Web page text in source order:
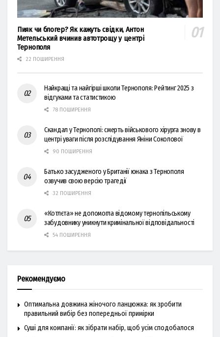
Пияк чи блогер? Як кажуть свідки, Антон
Метельський вчинив автотрощу у центрі
Тернополя
22 ПОШИРЕННЯ
Найкращі та найгірші школи Тернополя: Рейтинг 2025 з
відгуками та статистикою
78 ПОШИРЕННЯ
Скандал у Тернополі: смерть військового хірурга знову в
центрі уваги після розслідування Яніни Соколової
90 ПОШИРЕННЯ
Батько засудженого у Британії юнака з Тернополя
озвучив свою версію трагедії
32 ПОШИРЕННЯ
«Котлєта» не допомогла відомому тернопільському
забудовнику уникнути кримінальної відповідальності
54 ПОШИРЕННЯ
Рекомендуємо
Оптимальна довжина жіночого ланцюжка: як зробити
правильний вибір без попередньої примірки
Суші для компанії: як зібрати набір, щоб усім сподобалося